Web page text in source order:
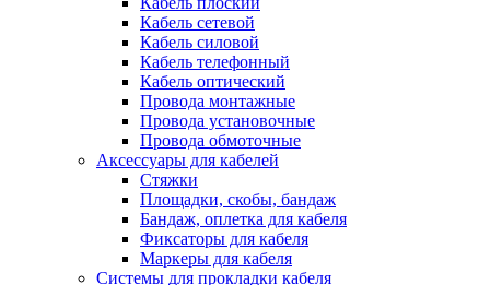
Кабель сетевой
Кабель силовой
Кабель телефонный
Кабель оптический
Провода монтажные
Провода установочные
Провода обмоточные
Аксессуары для кабелей
Стяжки
Площадки, скобы, бандаж
Бандаж, оплетка для кабеля
Фиксаторы для кабеля
Маркеры для кабеля
Системы для прокладки кабеля